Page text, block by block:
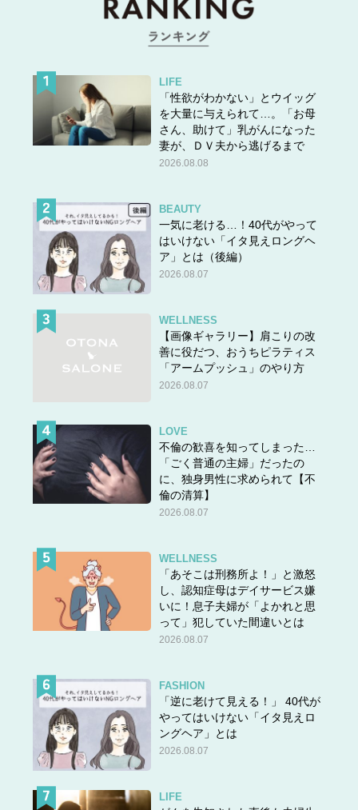
LIFE
「性欲がわかない」とウイッグ
を大量に与えられて…。「お母
さん、助けて」乳がんになった
妻が、ＤＶ夫から逃げるまで
2026.08.08
BEAUTY
一気に老ける…！40代がやって
はいけない「イタ見えロングヘ
ア」とは（後編）
2026.08.07
WELLNESS
【画像ギャラリー】肩こりの改
善に役だつ、おうちピラティス
「アームプッシュ」のやり方
2026.08.07
LOVE
不倫の歓喜を知ってしまった…
「ごく普通の主婦」だったの
に、独身男性に求められて【不
倫の清算】
2026.08.07
WELLNESS
「あそこは刑務所よ！」と激怒
し、認知症母はデイサービス嫌
いに！息子夫婦が「よかれと思
って」犯していた間違いとは
2026.08.07
FASHION
「逆に老けて見える！」 40代が
やってはいけない「イタ見えロ
ングヘア」とは
2026.08.07
LIFE